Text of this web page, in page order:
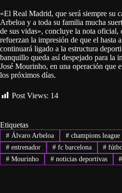
«El Real Madrid, que será siempre su
Arbeloa y a toda su familia mucha
de sus vidas», concluye la nota oficial,
refuerzan la impresión de que el hasta
continuará ligado a la estructura
banquillo queda así despejado para la
José Mourinho, en una operación que
los próximos días.
Post Views: 14
Etiquetas
#Álvaro Arbeloa #champions league
#entrenador #fc barcelona #
#Mourinho #noticias deportivas #